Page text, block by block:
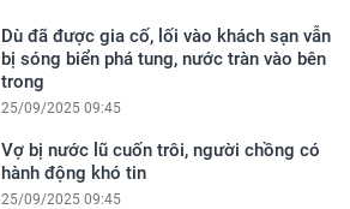
Dù đã được gia cố, lối vào khách sạn vẫn
bị sóng biển phá tung, nước tràn vào bên
trong
25/09/2025 09:45
Vợ bị nước lũ cuốn trôi, người chồng có
hành động khó tin
25/09/2025 09:45